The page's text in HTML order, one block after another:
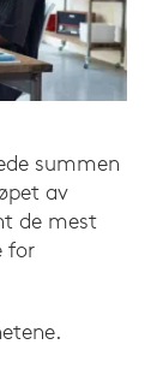
summen
av
de mest
for